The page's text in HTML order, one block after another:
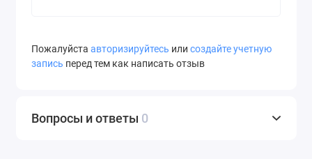
Пожалуйста авторизируйтесь или создайте учетную
запись перед тем как написать отзыв
Вопросы и ответы 0